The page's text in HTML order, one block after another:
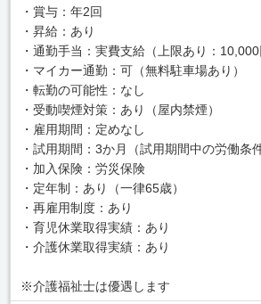
・賞与：年2回
・昇給：あり
・通勤手当：実費支給（上限あり：10,000
・マイカー通勤：可（無料駐車場あり）
・転勤の可能性：なし
・受動喫煙対策：あり（屋内禁煙）
・雇用期間：定めなし
・試用期間：3か月（試用期間中の労働条
・加入保険：労災保険
・定年制：あり（一律65歳）
・再雇用制度：あり
・育児休業取得実績：あり
・介護休業取得実績：あり
※介護福祉士は優遇します